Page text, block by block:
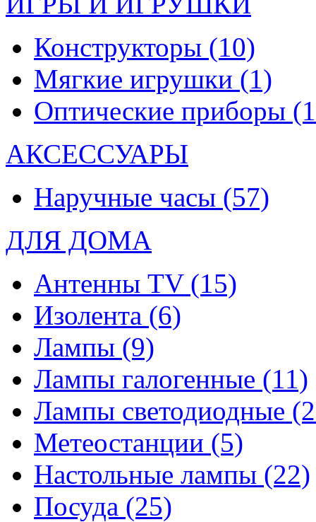
Конструкторы (10)
Мягкие игрушки (1)
Оптические приборы
АКСЕССУАРЫ
Наручные часы (57)
ДЛЯ ДОМА
Антенны TV (15)
Изолента (6)
Лампы (9)
Лампы галогенные (11)
Лампы светодиодные
Метеостанции (5)
Настольные лампы (22)
Посуда (25)